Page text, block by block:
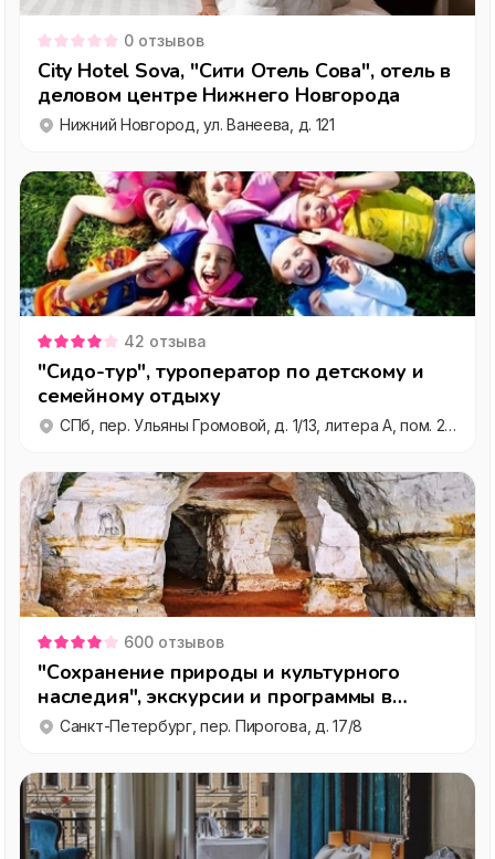
0 отзывов
City Hotel Sova, "Сити Отель Сова", отель в
деловом центре Нижнего Новгорода
Нижний Новгород, ул. Ванеева, д. 121
42 отзыва
"Сидо-тур", туроператор по детскому и
семейному отдыху
СПб, пер. Ульяны Громовой, д. 1/13, литера А, пом. 23Н
600 отзывов
"Сохранение природы и культурного
наследия", экскурсии и программы в
Саблинских пещерах
Санкт-Петербург, пер. Пирогова, д. 17/8